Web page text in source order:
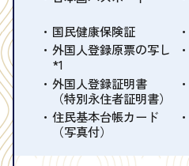
国民健康保険証
外国人登録原票の写し
*1
外国人登録証明書
（特別永住者証明書）
住民基本台帳カード
（写真付）